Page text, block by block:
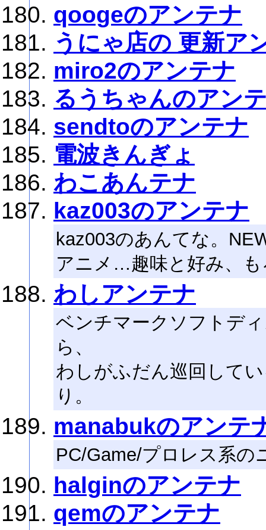
qoogeのアンテナ
うにゃ店の 更新ア
miro2のアンテナ
るうちゃんのアン
sendtoのアンテナ
電波きんぎょ
わこあんテナ
kaz003のアンテナ
kaz003のあんてな。
アニメ…趣味と好み、
わしアンテナ
ベンチマークソフトデ
ら、
わしがふだん巡回して
り。
manabukのアンテ
PC/Game/プロレス系
halginのアンテナ
qemのアンテナ